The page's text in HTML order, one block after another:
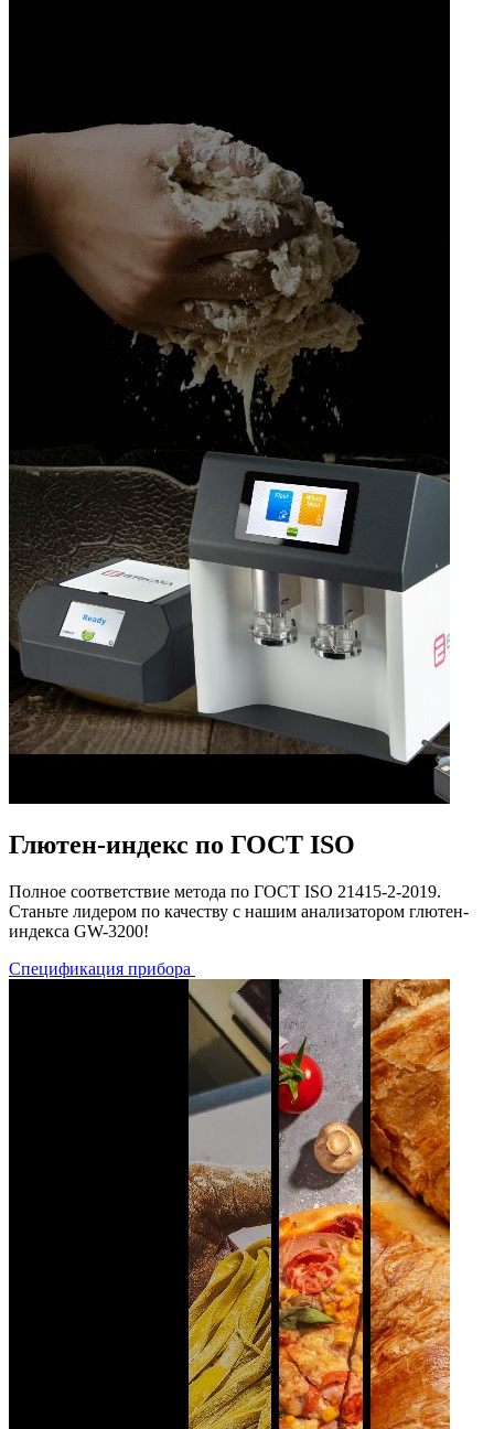
Глютен-индекс по ГОСТ ISO
Полное соответствие метода по ГОСТ ISO 21415-2-2019.
Станьте лидером по качеству с нашим анализатором глютен-
индекса GW-3200!
Спецификация прибора